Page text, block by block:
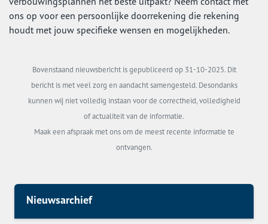
ons op voor een persoonlijke doorrekening die rekening
houdt met jouw specifieke wensen en mogelijkheden.
Bovenstaand nieuwsbericht is gepubliceerd op 31-10-2025. Dit
bericht is met veel zorg en aandacht samengesteld. Desondanks
kunnen wij niet volledig instaan voor de correctheid, volledigheid
of actualiteit van de informatie.
Maak een afspraak met ons om de meest recente informatie te
ontvangen.
Nieuwsarchief